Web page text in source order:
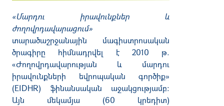
«Մարդու իրավունքներ
և
ժողովրդավարացում»
տարածաշրջանային
մագիստրոսական
ծրագիրը
հիմնադրվել է2010 թ.
«Ժողովրդավարության և
մարդու
իրավունքների
եվրոպական գործիք»
(EIDHR) ֆինանսական աջակցությամբ:
Այն
մեկամյա (60 կրեդիտ)